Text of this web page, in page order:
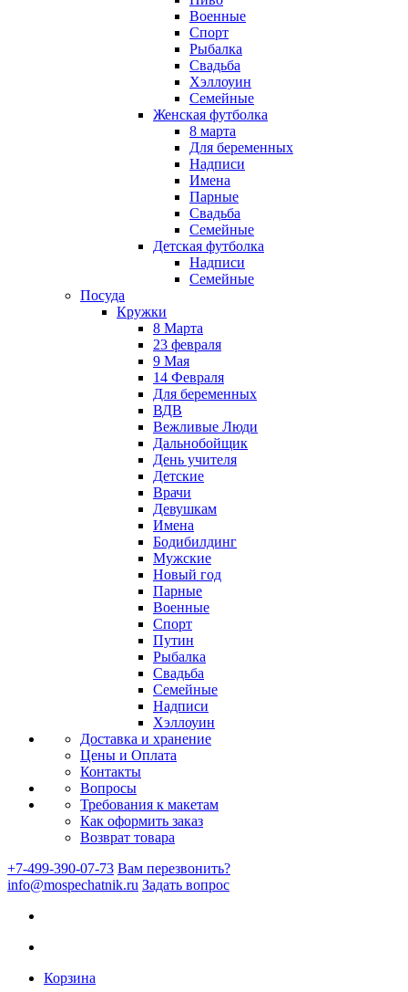
Военные
Спорт
Рыбалка
Свадьба
Хэллоуин
Семейные
Женская футболка
8 марта
Для беременных
Надписи
Имена
Парные
Свадьба
Семейные
Детская футболка
Надписи
Семейные
Посуда
Кружки
8 Марта
23 февраля
9 Мая
14 Февраля
Для беременных
ВДВ
Вежливые Люди
Дальнобойщик
День учителя
Детские
Врачи
Девушкам
Имена
Бодибилдинг
Мужские
Новый год
Парные
Военные
Спорт
Путин
Рыбалка
Свадьба
Семейные
Надписи
Хэллоуин
Доставка и хранение
Цены и Оплата
Контакты
Вопросы
Требования к макетам
Как оформить заказ
Возврат товара
+7-499-390-07-73 Вам перезвонить?
info@mospechatnik.ru Задать вопрос
Корзина